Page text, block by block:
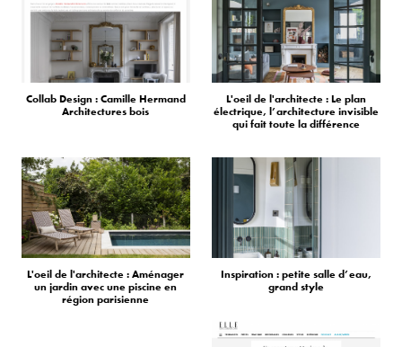
Collab Design : Camille Hermand
Architectures bois
L'oeil de l'architecte : Le plan
électrique, l’architecture invisible
qui fait toute la différence
L'oeil de l'architecte : Aménager
un jardin avec une piscine en
région parisienne
Inspiration : petite salle d’eau,
grand style